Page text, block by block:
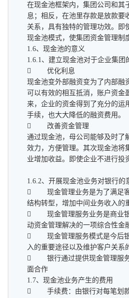
在现金池框架内，集团公司和其
息；相反，在池里存款是放款要
关系，具有独特的管理功效。即
现金池模式，使集团资金管理制
1.6、现金池的意义
1.6.1、建立现金池对于企业集团
 优化利息
现金池变外部融资变为了内部融
可以有效的相互抵消，账户资
来，企业的资金得到了充分的运
手续，也大大降低的融资费用。
 改善资金管理
通过现金池，母公司能够及时了
效力，方便管理。其次现金池将
业增加收益。即使企业不进行投
1.6.2、开展现金池业务对银行的
 现金管理业务是为了满足客
结构转型，增加中间业务收入的
 现金管理服务业务是商业银
动资金管理解决的一项综合性金
 现金管理服务模式是今后银
入的重要途径以及维护客户关系
 银行通过提供现金管理服务
面合作
1.7、现金池业务产生的费用
 手续费：由银行对每笔划款